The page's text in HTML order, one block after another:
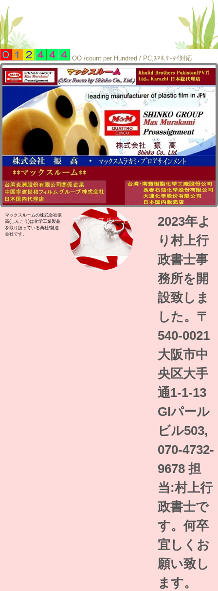
OO /count per Hundred / PC,ｽﾏﾎ,ｹｰﾀｲ対応
マックスルーム
マックスルームの株式会社振
高(しんこう)は化学工業製品
を取り扱っている商社/製造
会社です。
2023年よ
り村上行
政書士事
務所を開
設致しま
した。〒
540-0021
大阪市中
央区大手
通1-1-13
GIパール
ビル503,
070-4732-
9678 担
当:村上行
政書士で
す。何卒
宜しくお
願い致し
ます。